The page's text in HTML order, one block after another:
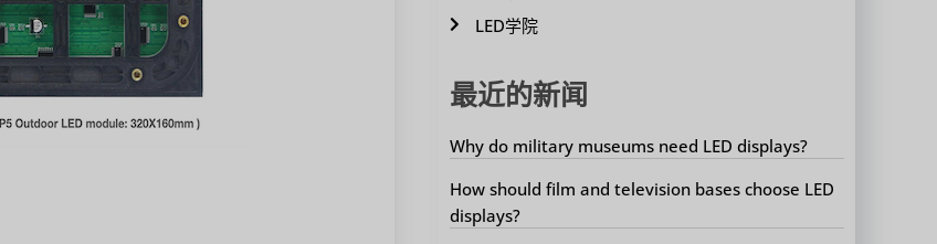
LED学院
最近的新闻
Why do military museums need LED displays?
How should film and television bases choose LED
displays?